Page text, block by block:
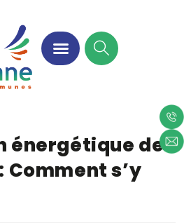
énergétique de
Comment s’y